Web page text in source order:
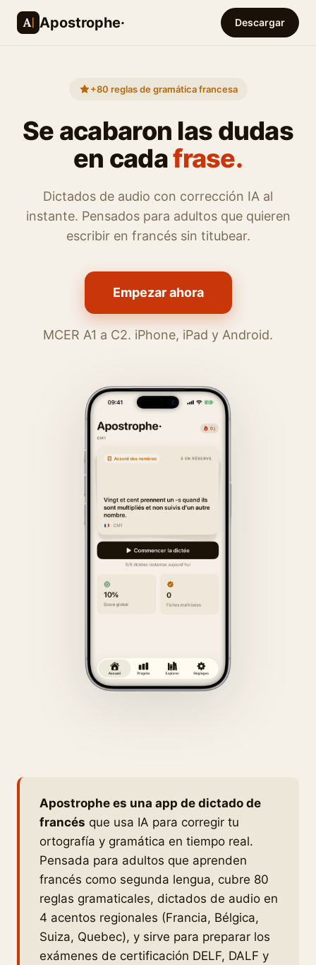
Apostrophe· Descargar
+80 reglas de gramática francesa
Se acabaron las dudas
en cadafrase.
Dictados de audio con corrección IA al
instante. Pensados para adultos que quieren
escribir en francés sin titubear.
Empezar ahora
MCER A1 a C2. iPhone, iPad y Android.
Apostrophe es una app de dictado de
francés que usa IA para corregir tu
ortografía y gramática en tiempo real.
Pensada para adultos que aprenden
francés como segunda lengua, cubre 80
reglas gramaticales, dictados de audio en
4 acentos regionales (Francia, Bélgica,
Suiza, Quebec), y sirve para preparar los
exámenes de certificación DELF, DALF y